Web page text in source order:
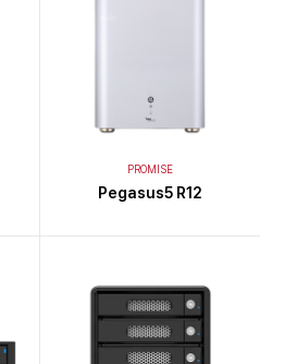
PROMISE
Pegasus5 R12